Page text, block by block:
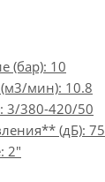
(бар): 10
мин): 10.8
3/380-420/50
(дБ): 75
2"